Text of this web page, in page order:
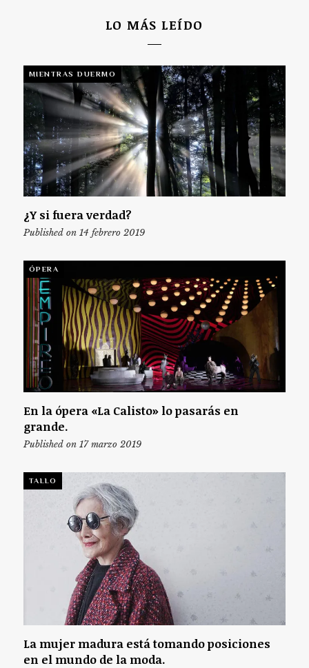
LO MÁS LEÍDO
MIENTRAS DUERMO
¿Y si fuera verdad?
Published on 14 febrero 2019
ÓPERA
En la ópera «La Calisto» lo pasarás en
grande.
Published on 17 marzo 2019
TALLO
La mujer madura está tomando posiciones
en el mundo de la moda.